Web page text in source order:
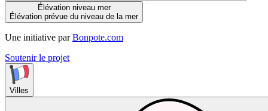
Élévation niveau mer
Élévation prévue du niveau de la mer
Une initiative par Bonpote.com
Soutenir le projet
Villes